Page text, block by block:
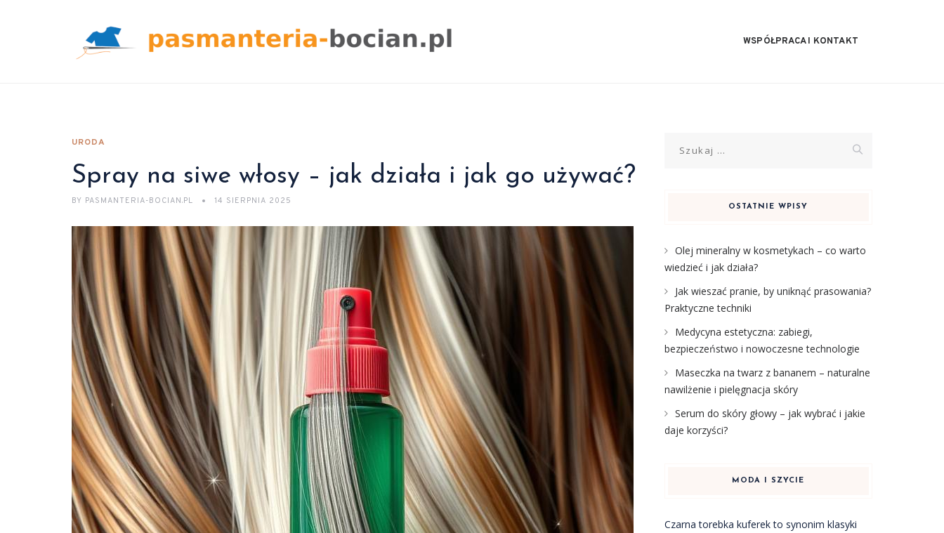
WSPÓŁPRACA I KONTAKT
URODA
Spray na siwe włosy – jak działa i jak go używać?
BY PASMANTERIA-BOCIAN.PL 14 SIERPNIA 2025
OSTATNIE WPISY
Olej mineralny w kosmetykach – co warto
wiedzieć i jak działa?
Jak wieszać pranie, by uniknąć prasowania?
Praktyczne techniki
Medycyna estetyczna: zabiegi,
bezpieczeństwo i nowoczesne technologie
Maseczka na twarz z bananem – naturalne
nawilżenie i pielęgnacja skóry
Serum do skóry głowy – jak wybrać i jakie
daje korzyści?
MODA I SZYCIE
Czarna torebka kuferek to synonim klasyki